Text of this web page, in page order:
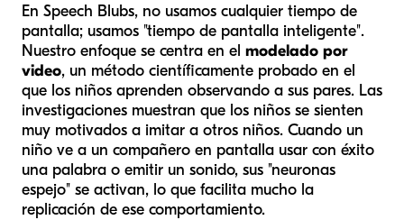
En Speech Blubs, no usamos cualquier tiempo de
pantalla; usamos "tiempo de pantalla inteligente".
Nuestro enfoque se centra en el modelado por
video, un método científicamente probado en el
que los niños aprenden observando a sus pares. Las
investigaciones muestran que los niños se sienten
muy motivados a imitar a otros niños. Cuando un
niño ve a un compañero en pantalla usar con éxito
una palabra o emitir un sonido, sus "neuronas
espejo" se activan, lo que facilita mucho la
replicación de ese comportamiento.